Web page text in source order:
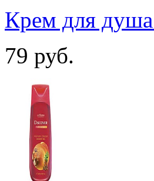
Крем для
79 руб.